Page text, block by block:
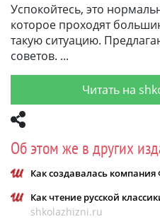
Успокойтесь, это
которое проходят
такую ситуацию.
советов.
Читать на
Об этом же в других
Как создавалась
Как чтение русской
shkolazhizni.ru